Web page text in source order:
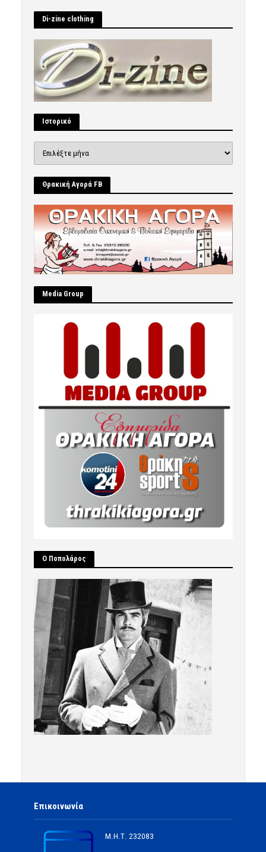
Di-zine clothing
Ιστορικό
Θρακική Αγορά FB
Μedia Group
Ο Ποπολάρος
Επικοινωνία
Μ.Η.Τ. 232083